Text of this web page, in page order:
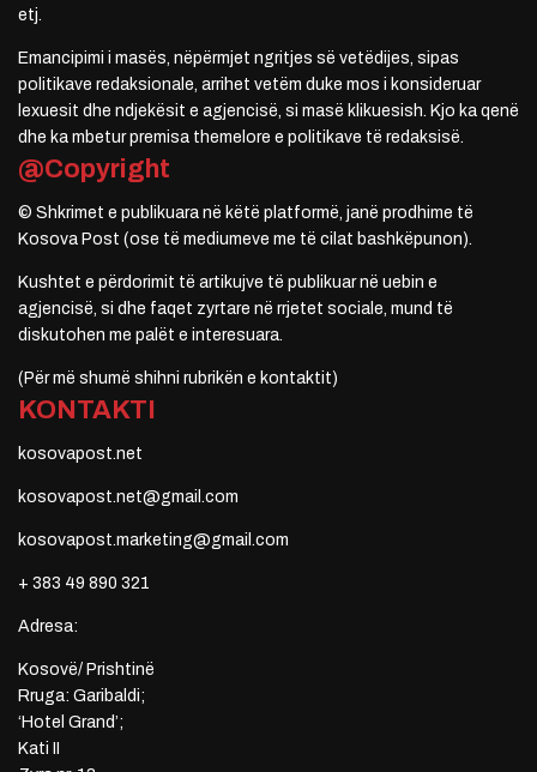
etj.
Emancipimi i masës, nëpërmjet ngritjes së vetëdijes, sipas
politikave redaksionale, arrihet vetëm duke mos i konsideruar
lexuesit dhe ndjekësit e agjencisë, si masë klikuesish. Kjo ka qenë
dhe ka mbetur premisa themelore e politikave të redaksisë.
@Copyright
© Shkrimet e publikuara në këtë platformë, janë prodhime të
Kosova Post (ose të mediumeve me të cilat bashkëpunon).
Kushtet e përdorimit të artikujve të publikuar në uebin e
agjencisë, si dhe faqet zyrtare në rrjetet sociale, mund të
diskutohen me palët e interesuara.
(Për më shumë shihni rubrikën e kontaktit)
KONTAKTI
kosovapost.net
kosovapost.net@gmail.com
kosovapost.marketing@gmail.com
+ 383 49 890 321
Adresa:
Kosovë/ Prishtinë
Rruga: Garibaldi;
‘Hotel Grand’;
Kati II